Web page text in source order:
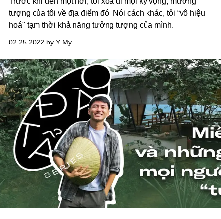
tượng của tôi về địa điểm đó. Nói cách khác, tôi “vô hiệu
hoá" tạm thời khả năng tưởng tượng của mình.
02.25.2022 by Y My